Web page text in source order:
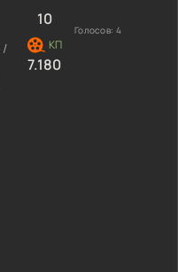
/
10
Голосов: 4
7.180